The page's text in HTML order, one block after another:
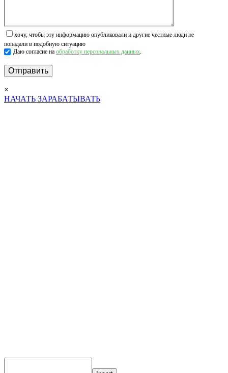
хочу, чтобы эту информацию опубликовали и другие честные люди не
попадали в подобную ситуацию
Даю согласие на обработку персональных данных.
×
НАЧАТЬ ЗАРАБАТЫВАТЬ